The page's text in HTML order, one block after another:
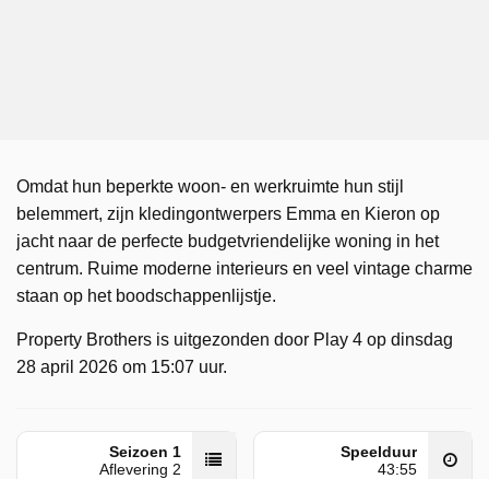
Omdat hun beperkte woon- en werkruimte hun stijl
belemmert, zijn kledingontwerpers Emma en Kieron op
jacht naar de perfecte budgetvriendelijke woning in het
centrum. Ruime moderne interieurs en veel vintage charme
staan op het boodschappenlijstje.
Property Brothers is uitgezonden door Play 4 op dinsdag
28 april 2026 om 15:07 uur.
Seizoen 1
Aflevering 2
Speelduur
43:55